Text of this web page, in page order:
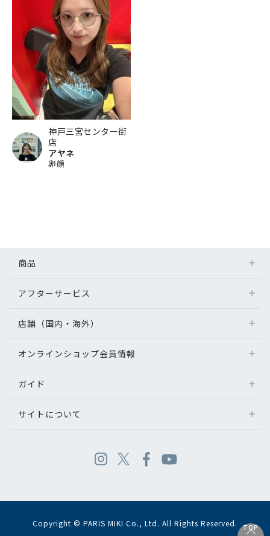
神戸三宮センター街
店
アヤネ
卵顔
TOP
商品
アフターサービス
店舗（国内・海外）
オンラインショップ会員情報
ガイド
サイトについて
Copyright © PARIS MIKI Co., Ltd. All Rights Reserved.